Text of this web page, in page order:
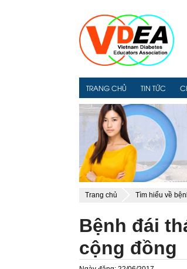
TRANG CHỦ TIN TỨC
Trang chủ Tìm hiểu về
Bệnh đái
cộng đồng